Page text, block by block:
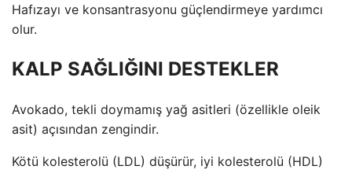
Hafızayı ve konsantrasyonu güçlendirmeye yardımcı
olur.
KALP SAĞLIĞINI DESTEKLER
Avokado, tekli doymamış yağ asitleri (özellikle oleik
asit) açısından zengindir.
Kötü kolesterolü (LDL) düşürür, iyi kolesterolü (HDL)